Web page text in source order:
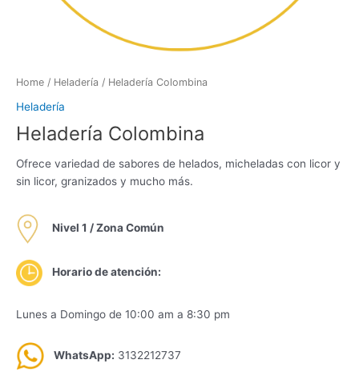
Home / Heladería / Heladería Colombina
Heladería
Heladería Colombina
Ofrece variedad de sabores de helados, micheladas con licor y
sin licor, granizados y mucho más.
Nivel 1 / Zona Común
Horario de atención:
Lunes a Domingo de 10:00 am a 8:30 pm
WhatsApp: 3132212737